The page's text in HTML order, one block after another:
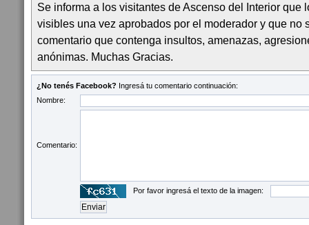
Se informa a los visitantes de Ascenso del Interior que
visibles una vez aprobados por el moderador y que no
comentario que contenga insultos, amenazas,
anónimas. Muchas Gracias.
¿No tenés Facebook? Ingresá tu comentario continuación:
Nombre:
Comentario:
Por favor ingresá el texto de la imagen: